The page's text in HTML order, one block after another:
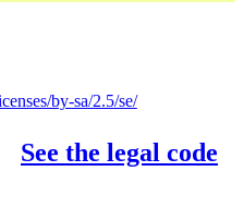
by-sa/2.5/se/
See the legal code